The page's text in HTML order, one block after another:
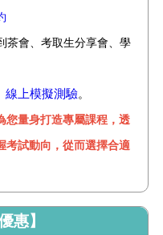
茶會、考取生分享會、學
線上模擬測驗。
您量身打造專屬課程，透
考試動向，從而選擇合適
惠】